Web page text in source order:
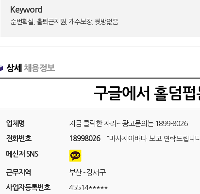
Keyword
순번확실, 출퇴근지원, 개수보장, 뒷방없음
상세 채용정보
구글에서 홀덤
업체명 지금 클릭한 자리~ 광고문의는 1899-8026
전화번호 18998026 "마사지아바타 보고 연락드립니
메신저 SNS
근무지역 부산 - 강서구
사업자등록번호 45514*****